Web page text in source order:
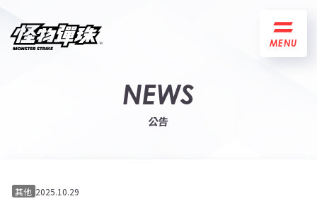
MENU
NEWS
公告
其他 2025.10.29